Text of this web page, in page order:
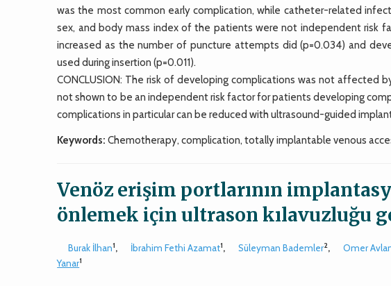
was the most common early complication, while catheter-related
sex, and body mass index of the patients were not independent risk
increased as the number of puncture attempts did (p=0.034) and
used during insertion (p=0.011).
CONCLUSION: The risk of developing complications was not affected
not shown to be an independent risk factor for patients developing
complications in particular can be reduced with ultrasound-guided
Keywords: Chemotherapy, complication, totally implantable venous
Venöz erişim portlarının
önlemek için ultrason kılavuzluğu
Burak İlhan1, İbrahim Fethi Azamat1, Süleyman Bademler2, Omer
Yanar1